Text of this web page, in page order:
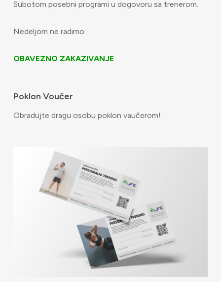
Subotom posebni programi u dogovoru sa trenerom.
Nedeljom ne radimo.
OBAVEZNO ZAKAZIVANJE
Poklon Voučer
Obradujte dragu osobu poklon vaučerom!